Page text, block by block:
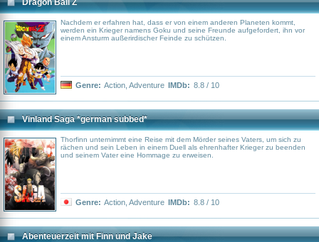
Dragon Ball Z
Nachdem er erfahren hat, dass er von einem anderen Planeten kommt,
werden ein Krieger namens Goku und seine Freunde aufgefordert, ihn vor
einem Ansturm außerirdischer Feinde zu schützen.
Genre: Action Adventure IMDb: 8.8 / 10
Vinland Saga *german subbed*
Thorfinn unternimmt eine Reise mit dem Mörder seines Vaters, um sich zu
rächen und sein Leben in einem Duell als ehrenhafter Krieger zu beenden
und seinem Vater eine Hommage zu erweisen.
Genre: Action Adventure IMDb: 8.8 / 10
Abenteuerzeit mit Finn und Jake